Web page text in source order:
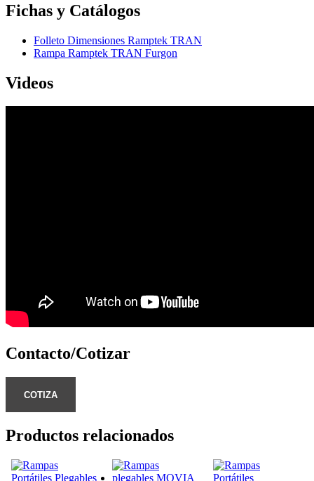
Fichas y Catálogos
Folleto Dimensiones Ramptek TRAN
Rampa Ramptek TRAN Furgon
Videos
Contacto/Cotizar
COTIZA
Productos relacionados